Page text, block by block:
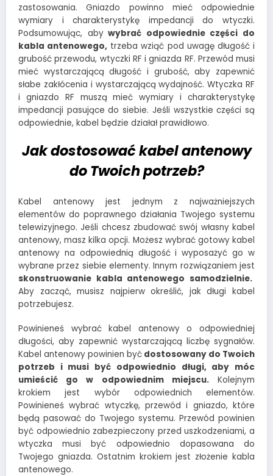
zastosowania. Gniazdo powinno mieć odpowiednie
wymiary i charakterystykę impedancji do wtyczki.
Podsumowując, abywybrać odpowiednie części do
kabla antenowego, trzeba wziąć pod uwagę długość i
grubość przewodu, wtyczki RF i gniazda RF. Przewód musi
mieć wystarczającą długość i grubość, aby zapewnić
słabe zakłócenia i wystarczającą wydajność. Wtyczka RF
i gniazdo RF muszą mieć wymiary i charakterystykę
impedancji pasujące do siebie. Jeśli wszystkie części są
odpowiednie, kabel będzie działał prawidłowo.
Jak dostosować kabel antenowy
do Twoich potrzeb?
Kabel antenowy jest jednym z najważniejszych
elementów do poprawnego działania Twojego systemu
telewizyjnego. Jeśli chcesz zbudować swój własny kabel
antenowy, masz kilka opcji. Możesz wybrać gotowy kabel
antenowy na odpowiednią długość i wyposażyć go w
wybrane przez siebie elementy. Innym rozwiązaniem jest
skonstruowanie kabla antenowego samodzielnie.
Aby zacząć, musisz najpierw określić, jak długi kabel
potrzebujesz.
Powinieneś wybrać kabel antenowy o odpowiedniej
długości, aby zapewnić wystarczającą liczbę sygnałów.
Kabel antenowy powinien być dostosowany do Twoich
potrzeb i musi być odpowiednio długi, aby móc
umieścić go w odpowiednim miejscu.Kolejnym
krokiem jest wybór odpowiednich elementów.
Powinieneś wybrać wtyczkę, przewód i gniazdo, które
będą pasować do Twojego systemu. Przewód powinien
być odpowiednio zabezpieczony przed uszkodzeniami, a
wtyczka musi być odpowiednio dopasowana do
Twojego gniazda. Ostatnim krokiem jest złożenie kabla
antenowego.